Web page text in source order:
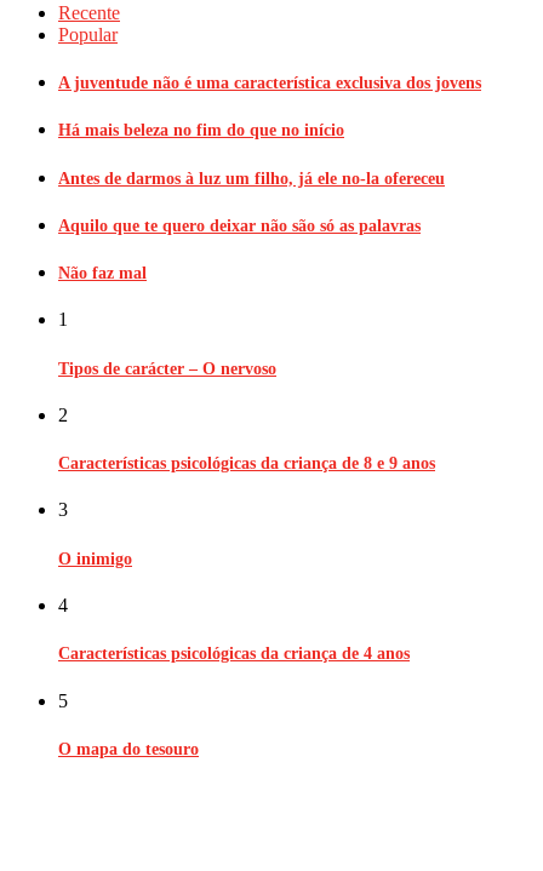
Recente
Popular
A juventude não é uma característica exclusiva dos jovens
Há mais beleza no fim do que no início
Antes de darmos à luz um filho, já ele no-la ofereceu
Aquilo que te quero deixar não são só as palavras
Não faz mal
1
Tipos de carácter – O nervoso
2
Características psicológicas da criança de 8 e 9 anos
3
O inimigo
4
Características psicológicas da criança de 4 anos
5
O mapa do tesouro